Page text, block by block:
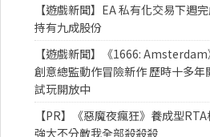
【遊戲新聞】EA 私有化交易下週
持有九成股份
【遊戲新聞】《1666: Amsterdam
創意總監動作冒險新作 歷時十多年
試玩開放中
【PR】《惡魔夜瘋狂》養成型
強大不分敵我全部殺殺殺